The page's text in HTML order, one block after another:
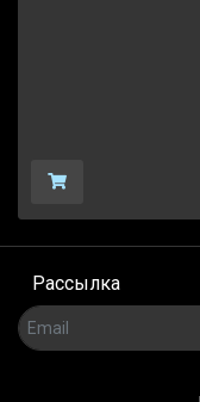
Рассылка